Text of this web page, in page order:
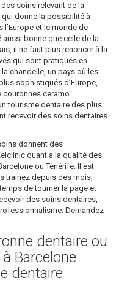
soins relevant de la
qui donne la possibilité à
l’Europe et le monde de
bonne que celle de la
il ne faut plus renoncer à la
qui sont pratiqués en
chandelle, un pays où les
sophistiqués d’Europe,
couronnes ceramo.
tourisme dentaire des plus
recevoir des soins dentaires
donnent des
quant à la qualité des
ou Ténérife. Il est
trainez depuis des mois,
de tourner la page et
des soins dentaires,
Demandez
dentaire ou
Barcelone
dentaire